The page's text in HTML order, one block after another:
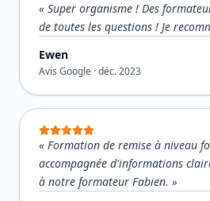
« Super organisme ! Des
de toutes les questions ! Je
Ewen
Avis Google ·déc. 2023
« Formation de remise à niveau
accompagnée d'informations
à notre formateur Fabien. »